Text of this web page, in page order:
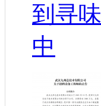
到寻味
中